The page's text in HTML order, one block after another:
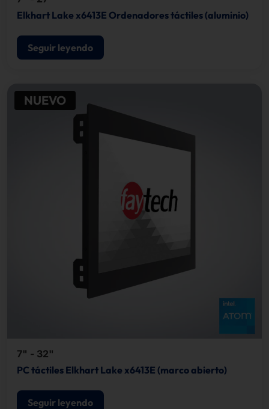
Elkhart Lake x6413E Ordenadores táctiles (aluminio)
Seguir leyendo
NUEVO
7" - 32"
PC táctiles Elkhart Lake x6413E (marco abierto)
Seguir leyendo